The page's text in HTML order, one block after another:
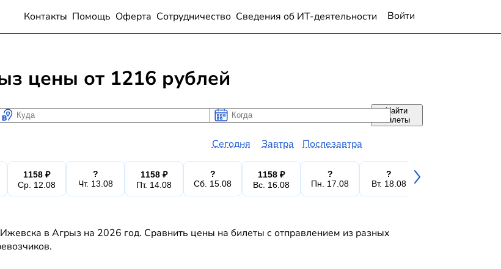
Контакты Помощь Оферта Сотрудничество Сведения об ИТ-деятельности Войти
цены от 1216 рублей
Куда Когда
Когда
Сегодня Завтра Послезавтра
Найти
билеты
1158 ₽
Ср. 12.08
?
Чт. 13.08
1158 ₽
Пт. 14.08
?
Сб. 15.08
1158 ₽
Вс. 16.08
?
Пн. 17.08
?
Вт. 18.08
в Агрыз на 2026 год. Сравнить цены на билеты с отправлением из разных